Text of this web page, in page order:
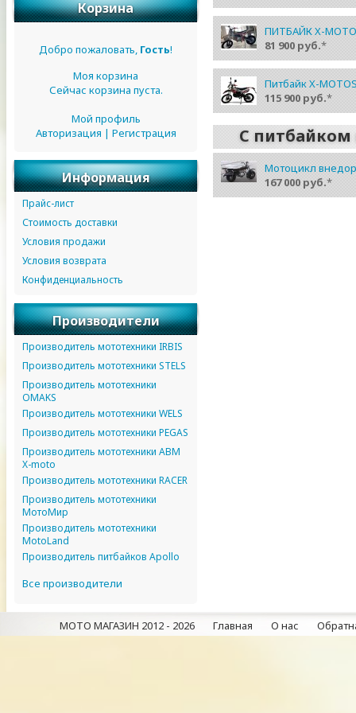
ПИТБАЙК X-
81 900 руб.*
Питбайк X-
115 900 руб.*
С питбайком
Мотоцикл
167 000 руб.*
Корзина
Добро пожаловать, Гость!
Моя корзина
Сейчас корзина пуста.
Мой профиль
Авторизация | Регистрация
Информация
Прайс-лист
Стоимость доставки
Условия продажи
Условия возврата
Конфиденциальность
Производители
Производитель мототехники IRBIS
Производитель мототехники STELS
Производитель мототехники
OMAKS
Производитель мототехники WELS
Производитель мототехники PEGAS
Производитель мототехники ABM
X-moto
Производитель мототехники RACER
Производитель мототехники
МотоМир
Производитель мототехники
MotoLand
Производитель питбайков Apollo
Все производители
МОТО МАГАЗИН 2012 - 2026 Главная О нас